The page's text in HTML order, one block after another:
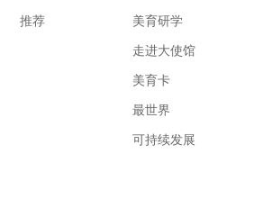
推荐
美育研学
走进大使馆
美育卡
最世界
可持续发展